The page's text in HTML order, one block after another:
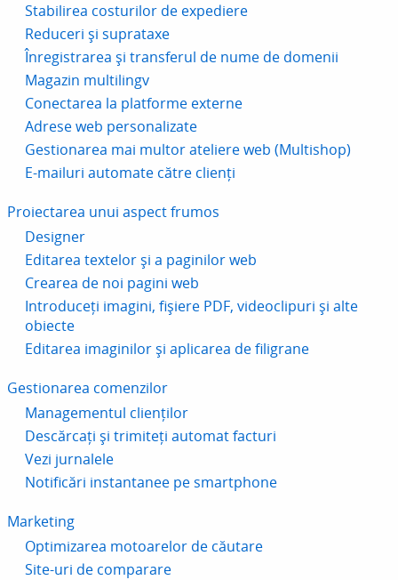
Stabilirea costurilor de expediere
Reduceri și suprataxe
Înregistrarea și transferul de nume de domenii
Magazin multilingv
Conectarea la platforme externe
Adrese web personalizate
Gestionarea mai multor ateliere web (Multishop)
E-mailuri automate către clienți
Proiectarea unui aspect frumos
Designer
Editarea textelor și a paginilor web
Crearea de noi pagini web
Introduceți imagini, fișiere PDF, videoclipuri și alte
obiecte
Editarea imaginilor și aplicarea de filigrane
Gestionarea comenzilor
Managementul clienților
Descărcați și trimiteți automat facturi
Vezi jurnalele
Notificări instantanee pe smartphone
Marketing
Optimizarea motoarelor de căutare
Site-uri de comparare